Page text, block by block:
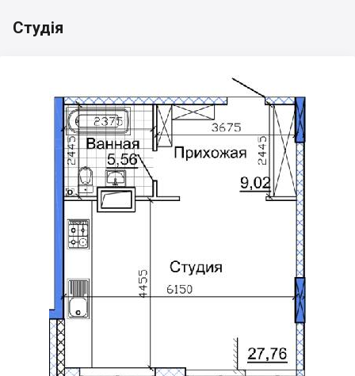
Студія